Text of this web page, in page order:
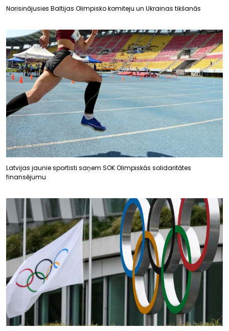
Norisinājusies Baltijas Olimpisko komiteju un Ukrainas tikšanās
Latvijas jaunie sportisti saņem SOK Olimpiskās solidaritātes
finansējumu